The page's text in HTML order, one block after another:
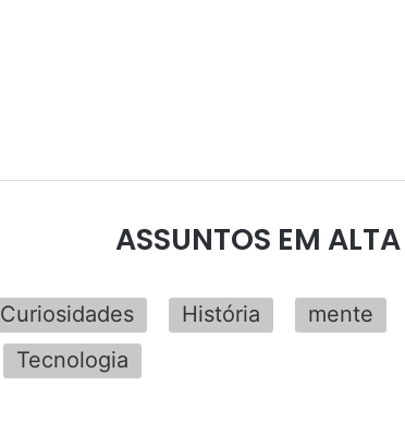
ASSUNTOS EM ALTA
Curiosidades História mente
Tecnologia